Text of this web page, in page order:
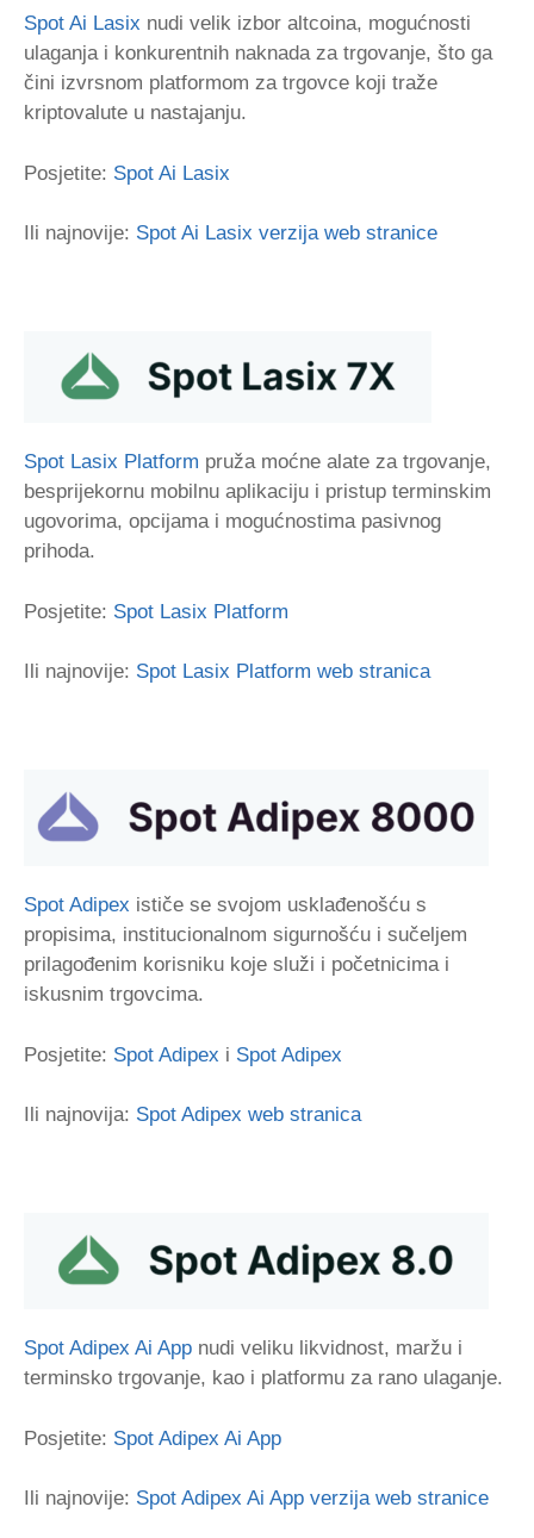
Spot Ai Lasix nudi velik izbor altcoina, mogućnosti
ulaganja i konkurentnih naknada za trgovanje, što ga
čini izvrsnom platformom za trgovce koji traže
kriptovalute u nastajanju.
Posjetite: Spot Ai Lasix
Ili najnovije: Spot Ai Lasix verzija web stranice
Spot Lasix Platform pruža moćne alate za trgovanje,
besprijekornu mobilnu aplikaciju i pristup terminskim
ugovorima, opcijama i mogućnostima pasivnog
prihoda.
Posjetite: Spot Lasix Platform
Ili najnovije: Spot Lasix Platform web stranica
Spot Adipex ističe se svojom usklađenošću s
propisima, institucionalnom sigurnošću i sučeljem
prilagođenim korisniku koje služi i početnicima i
iskusnim trgovcima.
Posjetite: Spot Adipex i Spot Adipex
Ili najnovija: Spot Adipex web stranica
Spot Adipex Ai App nudi veliku likvidnost, maržu i
terminsko trgovanje, kao i platformu za rano ulaganje.
Posjetite: Spot Adipex Ai App
Ili najnovije: Spot Adipex Ai App verzija web stranice